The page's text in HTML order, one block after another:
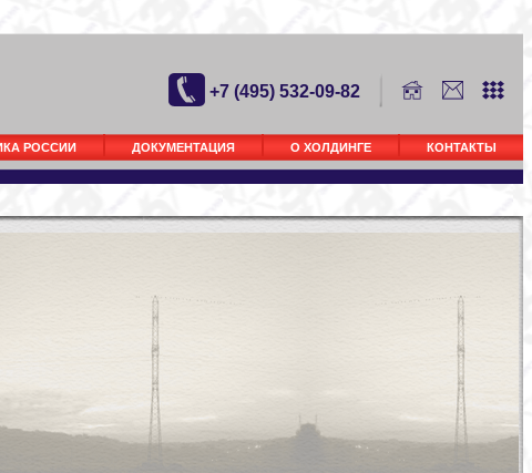
+7 (495) 532-09-82
РОССИИ ДОКУМЕНТАЦИЯ О ХОЛДИНГЕ КОНТАКТЫ